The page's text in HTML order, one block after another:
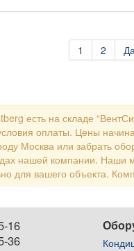
1 2
есть на складе
оплаты. Цены
Москва или забрать
нашей компании. Наши
для вашего объекта.
16
36